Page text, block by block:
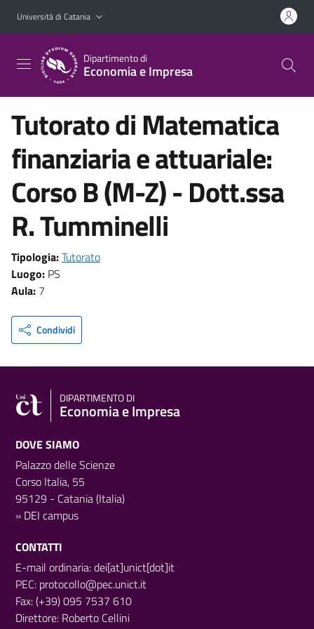
Vai al contenuto principale
Vai al menu di navigazione
Università di Catania
Dipartimento di
Economia e Impresa
Tutorato di Matematica
finanziaria e attuariale:
Corso B (M-Z) - Dott.ssa
R. Tumminelli
Tipologia:Tutorato
Luogo: PS
Aula: 7
Condividi
DIPARTIMENTO DI
Economia e Impresa
DOVE SIAMO
Palazzo delle Scienze
Corso Italia, 55
95129 - Catania (Italia)
» DEI campus
CONTATTI
E-mail ordinaria: dei[at]unict[dot]it
PEC: protocollo@pec.unict.it
Fax: (+39) 095 7537 610
Direttore: Roberto Cellini